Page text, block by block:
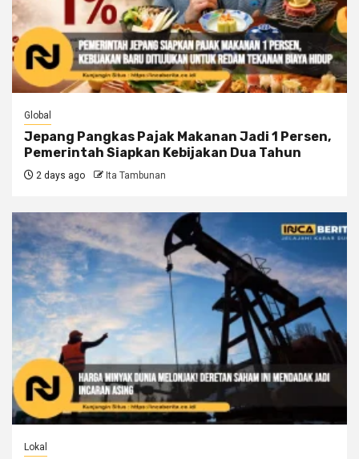
Global
Jepang Pangkas Pajak Makanan Jadi 1 Persen,
Pemerintah Siapkan Kebijakan Dua Tahun
2 days ago Ita Tambunan
Lokal